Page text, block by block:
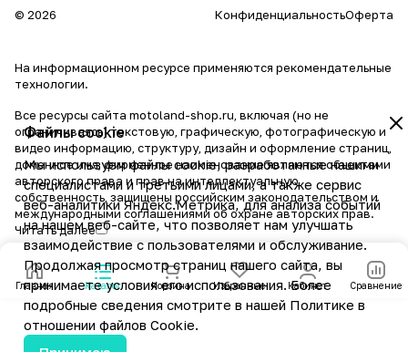
Главная Каталог Корзина Избранные Кабинет Сравнение
Файлы cookie
Мы используем файлы cookie, разработанные нашими
специалистами и третьими лицами, а также сервис
веб-аналитики Яндекс.Метрика, для анализа событий
на нашем веб-сайте, что позволяет нам улучшать
взаимодействие с пользователями и обслуживание.
Продолжая просмотр страниц нашего сайта, вы
принимаете условия его использования. Более
подробные сведения смотрите в нашей Политике в
отношении файлов Cookie.
© 2026 КонфиденциальностьОферта
На информационном ресурсе применяются рекомендательные
технологии.
Все ресурсы сайта motoland-shop.ru, включая (но не
ограничиваясь) текстовую, графическую, фотографическую и
видео информацию, структуру, дизайн и оформление страниц,
доменное имя, фирменное наименование являются объектами
авторского права и прав на интеллектуальную
собственность, защищены российским законодательством и
международными соглашениями об охране авторских прав.
Читать далее